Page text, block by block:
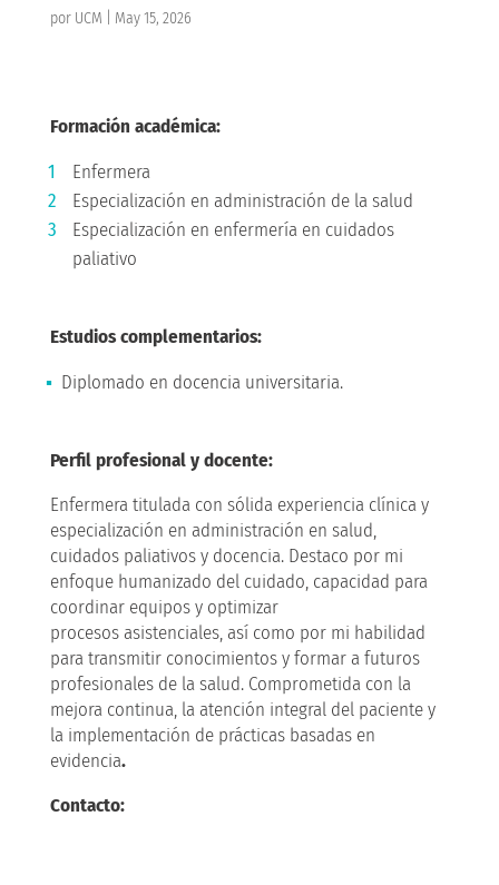
por UCM May 15, 2026
Formación académica:
Enfermera
Especialización en administración de la salud
Especialización en enfermería en cuidados
paliativo
Estudios complementarios:
Diplomado en docencia universitaria.
Perfil profesional y docente:
Enfermera titulada con sólida experiencia clínica y
especialización en administración en salud,
cuidados paliativos y docencia. Destaco por mi
enfoque humanizado del cuidado, capacidad para
coordinar equipos y optimizar
procesos asistenciales, así como por mi habilidad
para transmitir conocimientos y formar a futuros
profesionales de la salud. Comprometida con la
mejora continua, la atención integral del paciente y
la implementación de prácticas basadas en
evidencia.
Contacto: